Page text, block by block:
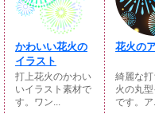
かわいい花火の
イラスト
打上花火のかわい
いイラスト素材で
す。ワン...
花火の
綺麗な
火の丸型
です。ア